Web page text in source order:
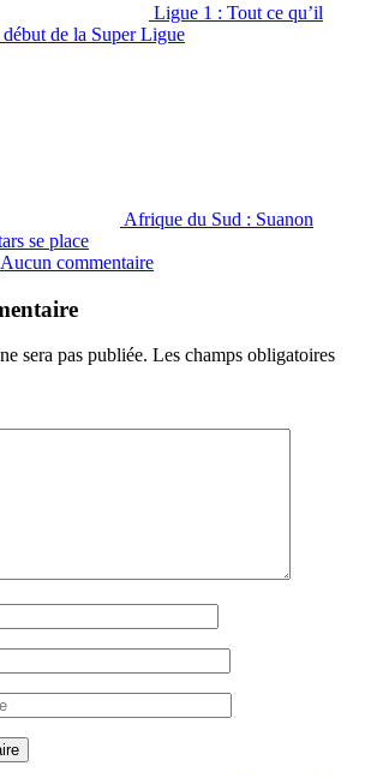
Ligue 1 : Tout ce qu’il
de la Super Ligue
Afrique du Sud : Suanon
se place
Aucun commentaire
sera pas publiée. Les champs obligatoires